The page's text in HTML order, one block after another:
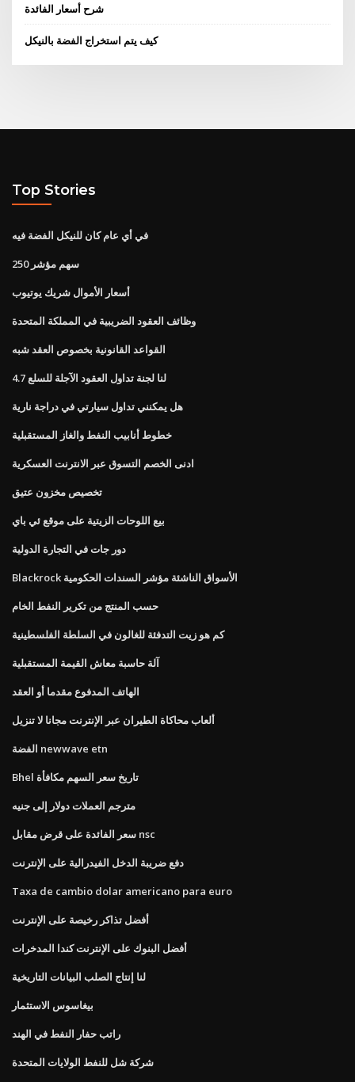
شرح أسعار الفائدة
كيف يتم استخراج الفضة بالنيكل
Top Stories
في أي عام كان للنيكل الفضة فيه
250 سهم مؤشر
أسعار الأموال شريك يوتيوب
وظائف العقود الضريبية في المملكة المتحدة
القواعد القانونية بخصوص العقد شبه
لنا لجنة تداول العقود الآجلة للسلع 4.7
هل يمكنني تداول سيارتي في دراجة نارية
خطوط أنابيب النفط والغاز المستقبلية
ادنى الخصم التسوق عبر الانترنت العسكرية
تخصيص مخزون عتيق
بيع اللوحات الزيتية على موقع ئي باي
دور جات في التجارة الدولية
Blackrock الأسواق الناشئة مؤشر السندات الحكومية
حسب المنتج من تكرير النفط الخام
كم هو زيت التدفئة للغالون في السلطة الفلسطينية
آلة حاسبة معاش القيمة المستقبلية
الهاتف المدفوع مقدما أو العقد
ألعاب محاكاة الطيران عبر الإنترنت مجانا لا تنزيل
الفضة newwave etn
Bhel تاريخ سعر السهم مكافأة
مترجم العملات دولار إلى جنيه
سعر الفائدة على قرض مقابل nsc
دفع ضريبة الدخل الفيدرالية على الإنترنت
Taxa de cambio dolar americano para euro
أفضل تذاكر رخيصة على الإنترنت
أفضل البنوك على الإنترنت كندا المدخرات
لنا إنتاج الصلب البيانات التاريخية
بيغاسوس الاستثمار
راتب حفار النفط في الهند
شركة شل للنفط الولايات المتحدة